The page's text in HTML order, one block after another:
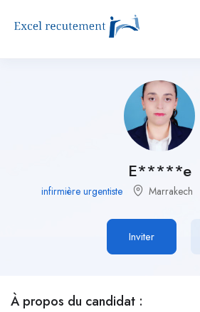
E*****e
infirmière urgentiste Marrakech
Inviter
À propos du candidat :